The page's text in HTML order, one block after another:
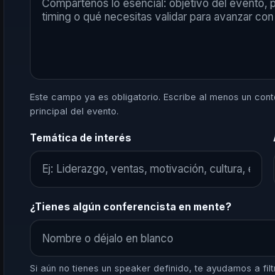
Este campo ya es obligatorio. Escribe al menos un
principal del evento.
Temática de interés
¿Tienes algún conferencista en mente?
Si aún no tienes un speaker definido, te ayudamos a